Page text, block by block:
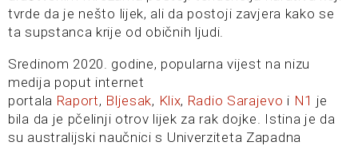
tvrde da je nešto lijek, ali da postoji zavjera kako se
ta supstanca krije od običnih ljudi.
Sredinom 2020. godine, popularna vijest na nizu
medija poput internet
portala Raport, Bljesak, Klix, Radio Sarajevo i N1 je
bila da je pčelinji otrov lijek za rak dojke. Istina je da
su australijski naučnici s Univerziteta Zapadna